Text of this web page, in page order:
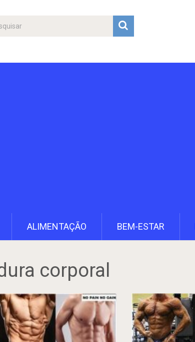
ALIMENTAÇÃO BEM-ESTAR
corporal